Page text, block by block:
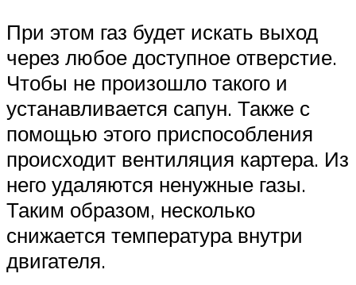
При этом газ будет искать выход
через любое доступное отверстие.
Чтобы не произошло такого и
устанавливается сапун. Также с
помощью этого приспособления
происходит вентиляция картера. Из
него удаляются ненужные газы.
Таким образом, несколько
снижается температура внутри
двигателя.